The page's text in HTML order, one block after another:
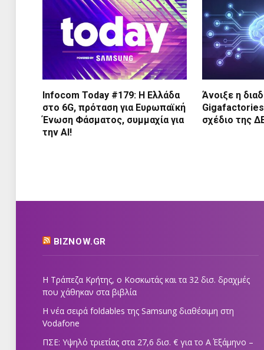
Infocom Today #179: Η Ελλάδα
στο 6G, πρόταση για Ευρωπαϊκή
Ένωση Φάσματος, συμμαχία για
την AI!
Άνοιξε η
σχέδιο της
BIZNOW.GR
Η Τράπεζα Κρήτης, ο Κοσκωτάς και τα 32 δισ. δραχμές
που χάθηκαν στα βιβλία
Η νέα σειρά foldables της Samsung διαθέσιμη στη
Vodafone
ΠΣΕ: Υψηλό τριετίας στα 27,6 δισ. € για το Α΄ Εξάμηνο –